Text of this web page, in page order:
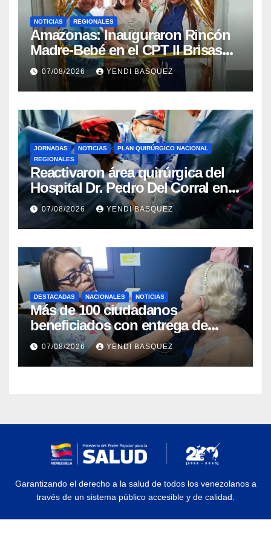
NOTICIAS REGIONALES
​Amazonas: Inauguraron Rincón
Madre-Bebé en el CPT II Brisas
del Aeropuerto ​Inauguraron
Rincón
07/08/2026 YENDI BASQUEZ
JORNADAS NOTICIAS
PLAN QUIRÚRGICO NACIONAL
REGIONALES
Reactivaron área quirúrgica del
Hospital Dr. Pedro Del Corral en
Guárico
07/08/2026 YENDI BASQUEZ
DESTACADAS NACIONALES NOTICIAS
Más de 100 ciudadanos
beneficiados con entrega de
prótesis auditivas en el Centro de
Rehabilitación J.J. Arvelo
07/08/2026 YENDI BASQUEZ
Garantizando el derecho a la salud de todos los venezolanos a
través de un sistema público accesible y de calidad.